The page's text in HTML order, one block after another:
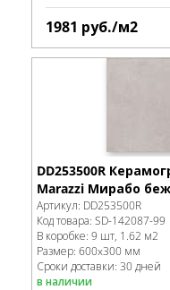
1981 руб./м2
DD253500R
Marazzi Мирабо
Артикул: DD253500R
Код товара: SD-142087-99
В коробке: 9 шт, 1.62 м2
Размер: 600x300 мм
Сроки доставки: 30 дней
в наличии